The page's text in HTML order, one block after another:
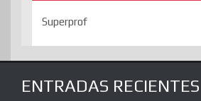
Superprof
ENTRADAS RECIENTES